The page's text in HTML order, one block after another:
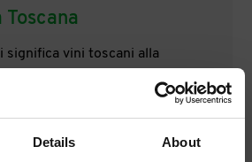
Details About
significa vini toscani alla
all’Enoteca Italiana di
il 26 gennaio, dove sono